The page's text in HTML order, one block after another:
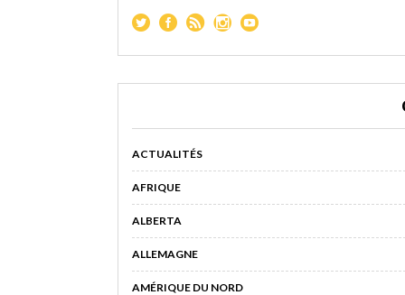
ACTUALITÉS
AFRIQUE
ALBERTA
ALLEMAGNE
AMÉRIQUE DU NORD